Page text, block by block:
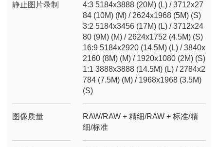
静止图片录制
4:3 5184x3888 (20M) (L) / 3712x27
84 (10M) (M) / 2624x1968 (5M) (S)
3:2 5184x3456 (17M) (L) / 3712x24
80 (9M) (M) / 2624x1752 (4.5M) (S)
16:9 5184x2920 (14.5M) (L) / 3840x
2160 (8M) (M) / 1920x1080 (2M) (S)
1:1 3888x3888 (14.5M) (L) / 2784x2
784 (7.5M) (M) / 1968x1968 (3.5M)
(S)
图像质量
RAW/RAW + 精细/RAW + 标准/精
细/标准